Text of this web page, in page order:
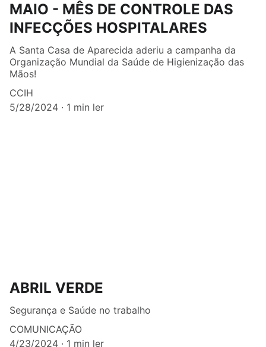
MAIO - MÊS DE CONTROLE DAS
INFECÇÕES HOSPITALARES
A Santa Casa de Aparecida aderiu a campanha da
Organização Mundial da Saúde de Higienização das
Mãos!
CCIH
5/28/2024
1 min ler
ABRIL VERDE
Segurança e Saúde no trabalho
COMUNICAÇÃO
4/23/2024
1 min ler